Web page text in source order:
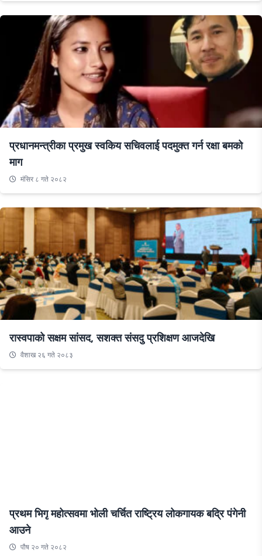
प्रधानमन्त्रीका प्रमुख स्वकिय सचिवलाई पदमुक्त गर्न रक्षा बमको
माग
मंसिर ८ गते २०८२
रास्वपाको सक्षम सांसद, सशक्त संसदु प्रशिक्षण आजदेखि
वैशाख २६ गते २०८३
प्रथम भिगृ महोत्सवमा भोली चर्चित राष्ट्रिय लोकगायक बद्रि पंगेनी
आउने
पौष २० गते २०८२